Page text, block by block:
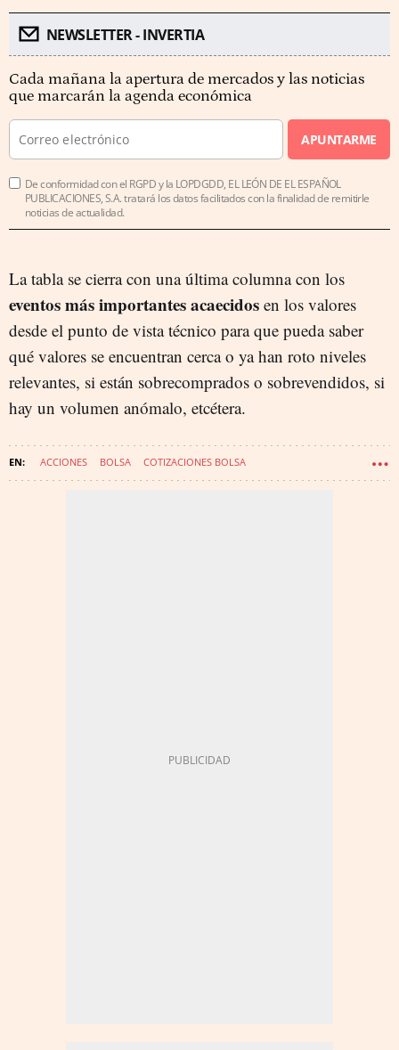
NEWSLETTER - INVERTIA
Cada mañana la apertura de mercados y las noticias
que marcarán la agenda económica
APUNTARME
De conformidad con el RGPD y la LOPDGDD, EL LEÓN DE EL ESPAÑOL
PUBLICACIONES, S.A. tratará los datos facilitados con la finalidad de remitirle
noticias de actualidad.
La tabla se cierra con una última columna con los
eventos más importantes acaecidos en los valores
desde el punto de vista técnico para que pueda saber
qué valores se encuentran cerca o ya han roto niveles
relevantes, si están sobrecomprados o sobrevendidos, si
hay un volumen anómalo, etcétera.
ACCIONES BOLSA COTIZACIONES BOLSA